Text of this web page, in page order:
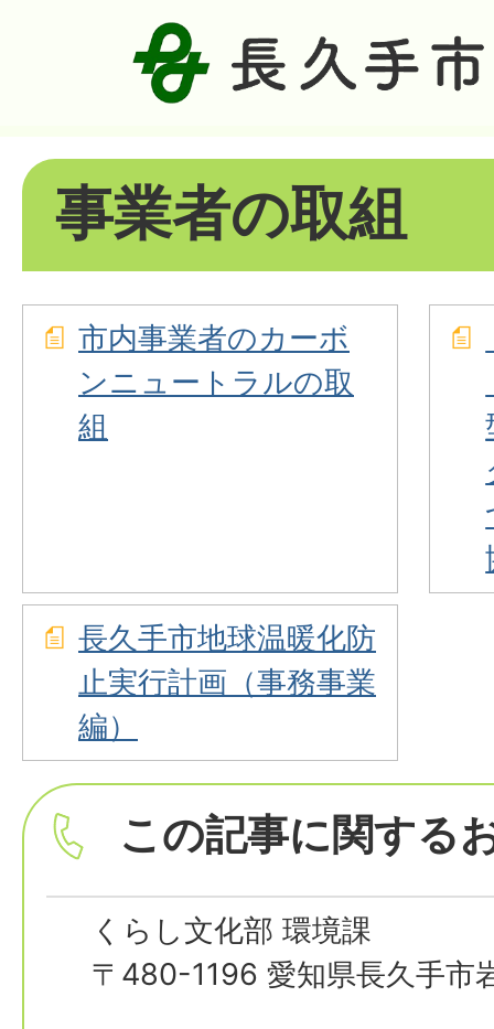
事業者の取組
市内事業者のカーボ
ンニュートラルの取
組
長久手市地球温暖化防
止実行計画（事務事業
編）
この記事に関する
くらし文化部 環境課
〒480-1196 愛知県長久手市